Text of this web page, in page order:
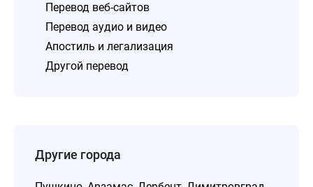
Перевод веб-сайтов
Перевод аудио и видео
Апостиль и легализация
Другой перевод
Другие города